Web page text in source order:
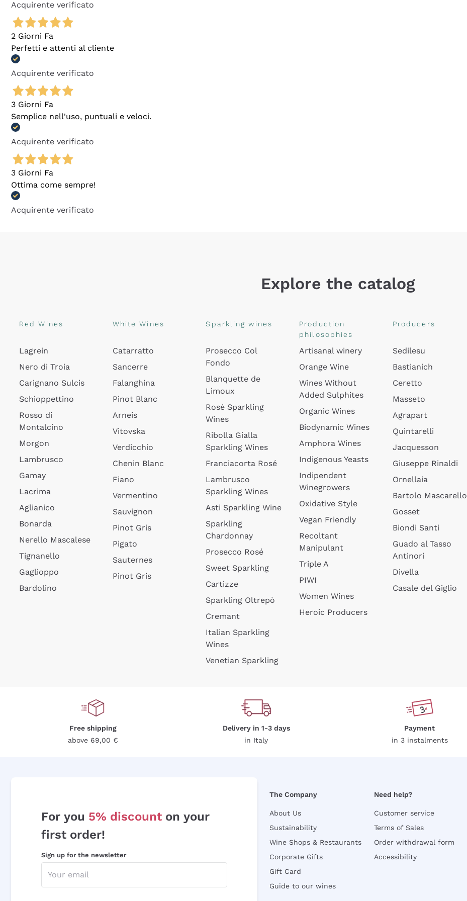
Acquirente verificato
2 Giorni Fa
Perfetti e attenti al cliente
Acquirente verificato
3 Giorni Fa
Semplice nell'uso, puntuali e veloci.
Acquirente verificato
3 Giorni Fa
Ottima come sempre!
Acquirente verificato
Explore the catalog
Red Wines
Lagrein
Nero di Troia
Carignano Sulcis
Schioppettino
Rosso di
Montalcino
Morgon
Lambrusco
Gamay
Lacrima
Aglianico
Bonarda
Nerello Mascalese
Tignanello
Gaglioppo
Bardolino
White Wines
Catarratto
Sancerre
Falanghina
Pinot Blanc
Arneis
Vitovska
Verdicchio
Chenin Blanc
Fiano
Vermentino
Sauvignon
Pinot Gris
Pigato
Sauternes
Pinot Gris
Sparkling wines
Prosecco Col
Fondo
Blanquette de
Limoux
Rosé Sparkling
Wines
Ribolla Gialla
Sparkling Wines
Franciacorta Rosé
Lambrusco
Sparkling Wines
Asti Sparkling Wine
Sparkling
Chardonnay
Prosecco Rosé
Sweet Sparkling
Cartizze
Sparkling Oltrepò
Cremant
Italian Sparkling
Wines
Venetian Sparkling
Production
philosophies
Artisanal winery
Orange Wine
Wines Without
Added Sulphites
Organic Wines
Biodynamic Wines
Amphora Wines
Indigenous Yeasts
Indipendent
Winegrowers
Oxidative Style
Vegan Friendly
Recoltant
Manipulant
Triple A
PIWI
Women Wines
Heroic Producers
Producers
Sedilesu
Bastianich
Ceretto
Masseto
Agrapart
Quintarelli
Jacquesson
Giuseppe Rinaldi
Ornellaia
Bartolo Mascarello
Gosset
Biondi Santi
Guado al Tasso
Antinori
Divella
Casale del Giglio
Free shipping
above 69,00 €
Delivery in 1-3 days
in Italy
Payment
in 3 instalments
For you 5% discount on your
first order!
Sign up for the newsletter
The Company
About Us
Sustainability
Wine Shops & Restaurants
Corporate Gifts
Gift Card
Guide to our wines
Need help?
Customer service
Terms of Sales
Order withdrawal form
Accessibility